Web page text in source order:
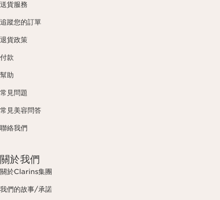
送貨服務
追蹤您的訂單
退貨政策
付款
幫助
常見問題
常見美容問答
聯絡我們
關於我們
關於Clarins集團
我們的故事/承諾